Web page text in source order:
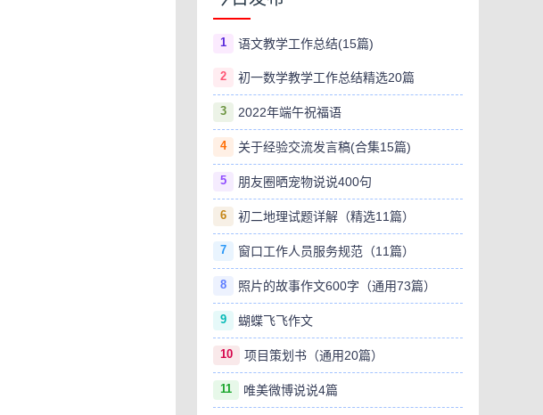
1 语文教学工作总结(15篇)
2 初一数学教学工作总结精选20篇
3 2022年端午祝福语
4 关于经验交流发言稿(合集15篇)
5 朋友圈晒宠物说说400句
6 初二地理试题详解（精选11篇）
7 窗口工作人员服务规范（11篇）
8 照片的故事作文600字（通用73篇）
9 蝴蝶飞飞作文
10 项目策划书（通用20篇）
11 唯美微博说说4篇